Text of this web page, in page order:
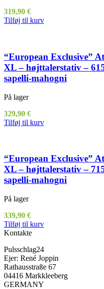
319,90 €
Tilføj til kurv
“European Exclusive”
XL – højttalerstativ –
sapelli-mahogni
På lager
329,90 €
Tilføj til kurv
“European Exclusive”
XL – højttalerstativ –
sapelli-mahogni
På lager
339,90 €
Tilføj til kurv
Kontakte
Pulsschlag24
Ejer: René Joppin
Rathausstraße 67
04416 Markkleeberg
GERMANY